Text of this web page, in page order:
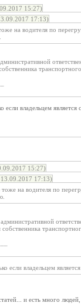
15:27)
17:13)
на водителя по
владельцем является
15:27)
17:13)
тоже на водителя по
если владельцем
и есть много